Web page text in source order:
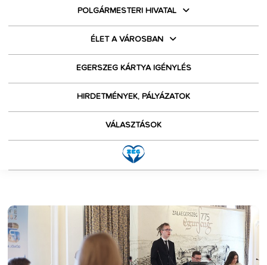
POLGÁRMESTERI HIVATAL
ÉLET A VÁROSBAN
EGERSZEG KÁRTYA IGÉNYLÉS
HIRDETMÉNYEK, PÁLYÁZATOK
VÁLASZTÁSOK